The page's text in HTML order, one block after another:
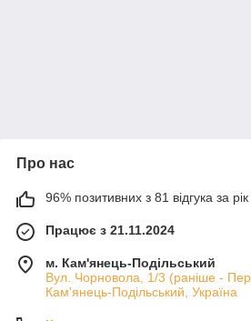
Про нас
96% позитивних з 81 відгука за рік
Працює з 21.11.2024
м. Кам'янець-Подільський
Вул. Чорновола, 1/3 (раніше -
Кам'янець-Подільський, Україна